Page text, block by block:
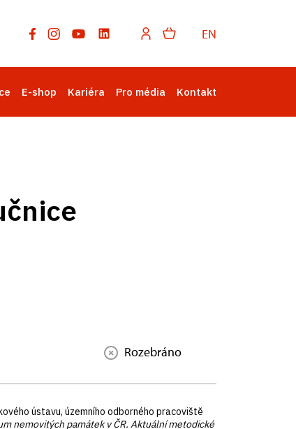
EN
E-shop Kariéra Pro média Kontakt
Rozebráno
ústavu, územního odborného pracoviště
nemovitých památek v ČR. Aktuální metodické